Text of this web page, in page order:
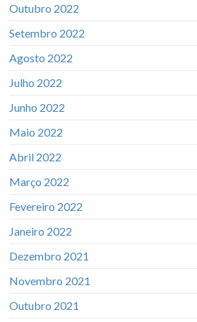
Outubro 2022
Setembro 2022
Agosto 2022
Julho 2022
Junho 2022
Maio 2022
Abril 2022
Março 2022
Fevereiro 2022
Janeiro 2022
Dezembro 2021
Novembro 2021
Outubro 2021